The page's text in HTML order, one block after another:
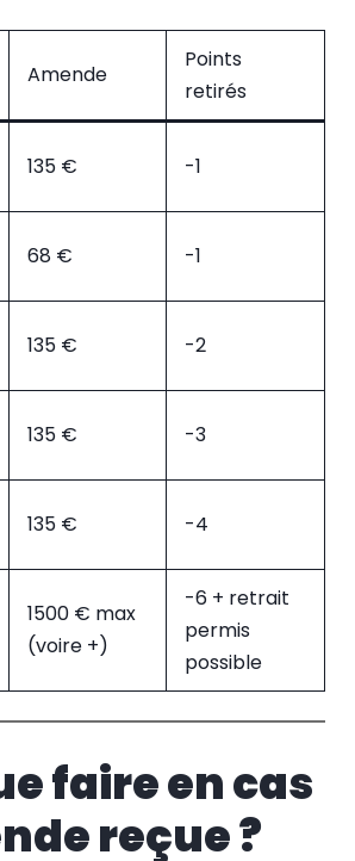
Amende
Points
retirés
135 € -1
68 € -1
135 € -2
135 € -3
135 € -4
1500 € max
(voire +)
-6 + retrait
permis
possible
faire en cas
reçue ?